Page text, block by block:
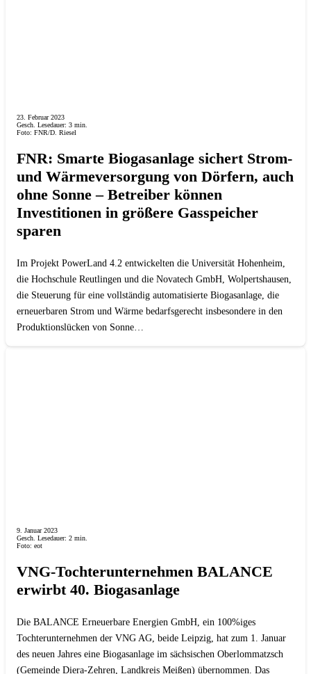
23. Februar 2023
Gesch. Lesedauer: 3 min.
Foto: FNR/D. Riesel
FNR: Smarte Biogasanlage sichert Strom-
und Wärmeversorgung von Dörfern, auch
ohne Sonne – Betreiber können
Investitionen in größere Gasspeicher
sparen
Im Projekt PowerLand 4.2 entwickelten die Universität Hohenheim,
die Hochschule Reutlingen und die Novatech GmbH, Wolpertshausen,
die Steuerung für eine vollständig automatisierte Biogasanlage, die
erneuerbaren Strom und Wärme bedarfsgerecht insbesondere in den
Produktionslücken von Sonne…
9. Januar 2023
Gesch. Lesedauer: 2 min.
Foto: eot
VNG-Tochterunternehmen BALANCE
erwirbt 40. Biogasanlage
Die BALANCE Erneuerbare Energien GmbH, ein 100%iges
Tochterunternehmen der VNG AG, beide Leipzig, hat zum 1. Januar
des neuen Jahres eine Biogasanlage im sächsischen Oberlommatzsch
(Gemeinde Diera-Zehren, Landkreis Meißen) übernommen. Das